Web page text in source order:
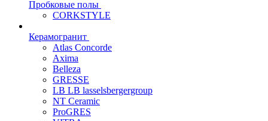
Пробковые полы
CORKSTYLE
Керамогранит
Atlas Concorde
Axima
Belleza
GRESSE
LB LB lasselsbergergroup
NT Ceramic
ProGRES